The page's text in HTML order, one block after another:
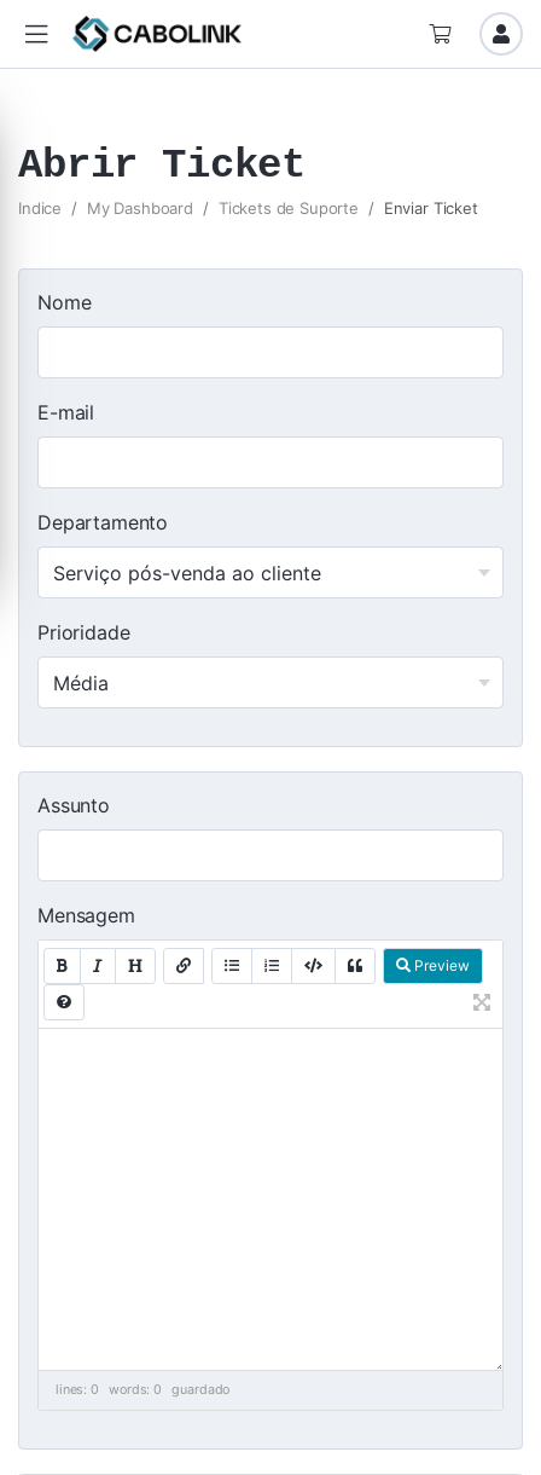
Abrir Ticket
Indice My Dashboard Tickets de Suporte Enviar Ticket
Nome
E-mail
Departamento
Prioridade
Assunto
Mensagem
Preview
lines: 0 words: 0guardado